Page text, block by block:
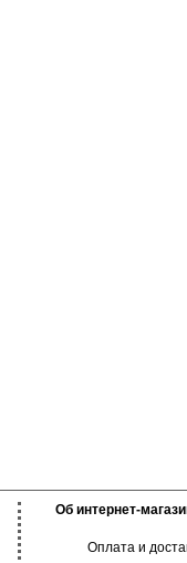
Об интернет-
Оплата и